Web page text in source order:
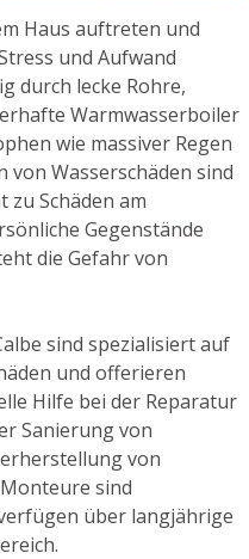
Haus auftreten und
und Aufwand
durch lecke Rohre,
Warmwasserboiler
wie massiver Regen
Wasserschäden sind
Schäden am
Gegenstände
die Gefahr von
sind spezialisiert auf
und offerieren
Hilfe bei der Reparatur
Sanierung von
von
sind
über langjährige